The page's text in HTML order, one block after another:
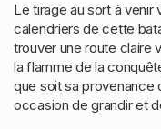
Le tirage au sort à
calendriers de cette
trouver une route claire
la flamme de la
que soit sa provenance
occasion de grandir et